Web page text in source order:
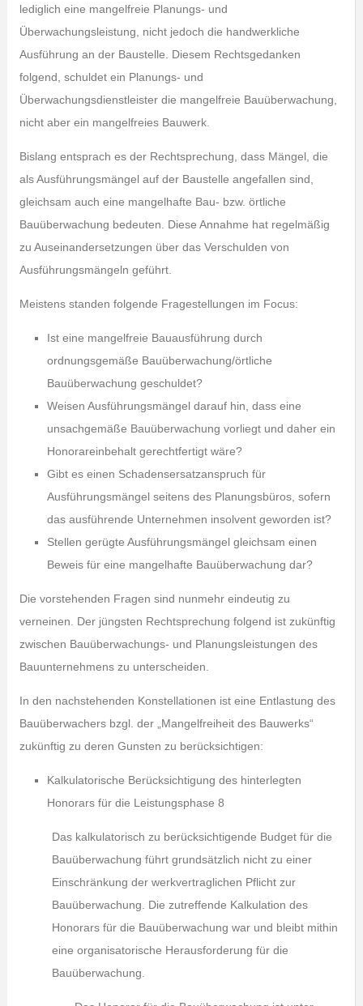
lediglich eine mangelfreie Planungs- und
Überwachungsleistung, nicht jedoch die handwerkliche
Ausführung an der Baustelle. Diesem Rechtsgedanken
folgend, schuldet ein Planungs- und
Überwachungsdienstleister die mangelfreie Bauüberwachung,
nicht aber ein mangelfreies Bauwerk.
Bislang entsprach es der Rechtsprechung, dass Mängel, die
als Ausführungsmängel auf der Baustelle angefallen sind,
gleichsam auch eine mangelhafte Bau- bzw. örtliche
Bauüberwachung bedeuten. Diese Annahme hat regelmäßig
zu Auseinandersetzungen über das Verschulden von
Ausführungsmängeln geführt.
Meistens standen folgende Fragestellungen im Focus:
Ist eine mangelfreie Bauausführung durch
ordnungsgemäße Bauüberwachung/örtliche
Bauüberwachung geschuldet?
Weisen Ausführungsmängel darauf hin, dass eine
unsachgemäße Bauüberwachung vorliegt und daher ein
Honorareinbehalt gerechtfertigt wäre?
Gibt es einen Schadensersatzanspruch für
Ausführungsmängel seitens des Planungsbüros, sofern
das ausführende Unternehmen insolvent geworden ist?
Stellen gerügte Ausführungsmängel gleichsam einen
Beweis für eine mangelhafte Bauüberwachung dar?
Die vorstehenden Fragen sind nunmehr eindeutig zu
verneinen. Der jüngsten Rechtsprechung folgend ist zukünftig
zwischen Bauüberwachungs- und Planungsleistungen des
Bauunternehmens zu unterscheiden.
In den nachstehenden Konstellationen ist eine Entlastung des
Bauüberwachers bzgl. der „Mangelfreiheit des Bauwerks“
zukünftig zu deren Gunsten zu berücksichtigen:
Kalkulatorische Berücksichtigung des hinterlegten
Honorars für die Leistungsphase 8
Das kalkulatorisch zu berücksichtigende Budget für die
Bauüberwachung führt grundsätzlich nicht zu einer
Einschränkung der werkvertraglichen Pflicht zur
Bauüberwachung. Die zutreffende Kalkulation des
Honorars für die Bauüberwachung war und bleibt mithin
eine organisatorische Herausforderung für die
Bauüberwachung.